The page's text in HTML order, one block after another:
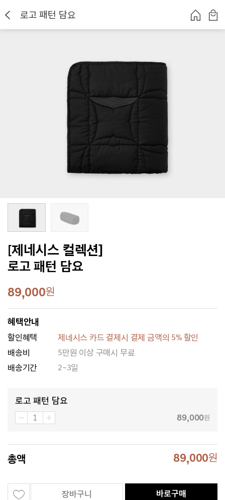
로고 패턴 담요
[제네시스 컬렉션]
로고 패턴 담요
89,000원
혜택안내
할인혜택
제네시스 카드 결제시 결제 금액의 5% 할인
배송비
5만원 이상 구매시 무료
배송기간
2~3일
로고 패턴 담요
89,000원
총액 89,000원
장바구니 바로구매